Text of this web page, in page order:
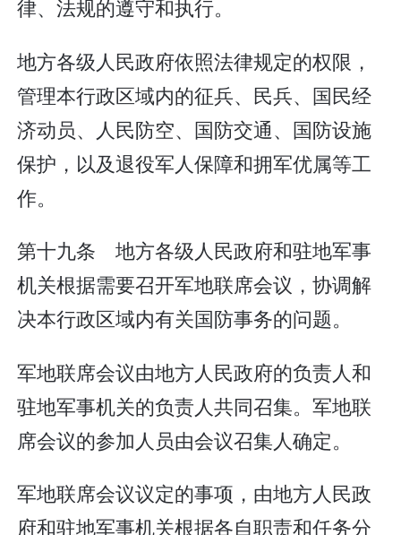
律、法规的遵守和执行。
地方各级人民政府依照法律规定的权限，
管理本行政区域内的征兵、民兵、国民经
济动员、人民防空、国防交通、国防设施
保护，以及退役军人保障和拥军优属等工
作。
第十九条 地方各级人民政府和驻地军事
机关根据需要召开军地联席会议，协调解
决本行政区域内有关国防事务的问题。
军地联席会议由地方人民政府的负责人和
驻地军事机关的负责人共同召集。军地联
席会议的参加人员由会议召集人确定。
军地联席会议议定的事项，由地方人民政
府和驻地军事机关根据各自职责和任务分